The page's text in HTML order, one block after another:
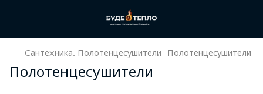
Сантехника. Полотенцесушители Полотенцесушители
Полотенцесушители